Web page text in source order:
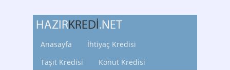
Anasayfa
İhtiyaç Kredisi
Taşıt Kredisi
Konut Kredisi